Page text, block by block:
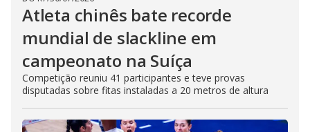
Atleta chinês bate recorde
mundial de slackline em
campeonato na Suíça
Competição reuniu 41 participantes e teve provas
disputadas sobre fitas instaladas a 20 metros de altura